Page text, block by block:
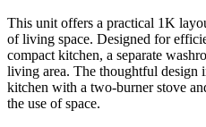
This unit offers a practical 1K
of living space. Designed for
compact kitchen, a separate
living area. The thoughtful design
kitchen with a two-burner stove
the use of space.